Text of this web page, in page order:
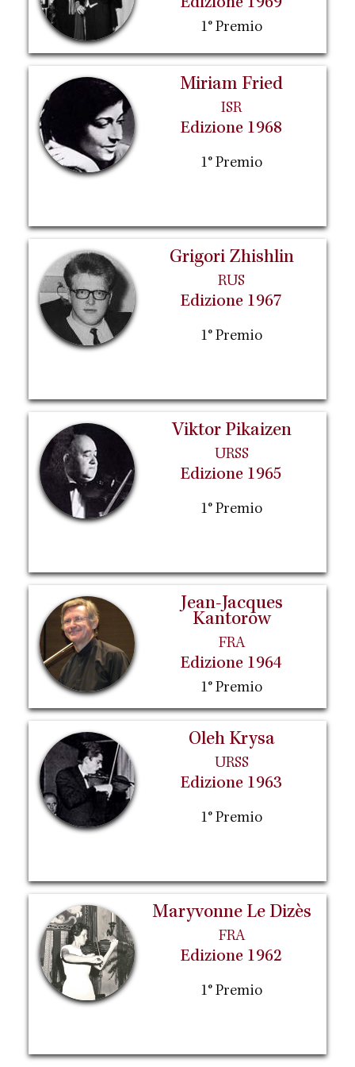
Edizione 1969
1° Premio
Miriam Fried
ISR
Edizione 1968
1° Premio
Grigori Zhishlin
RUS
Edizione 1967
1° Premio
Viktor Pikaizen
URSS
Edizione 1965
1° Premio
Jean-Jacques
Kantorow
FRA
Edizione 1964
1° Premio
Oleh Krysa
URSS
Edizione 1963
1° Premio
Maryvonne Le Dizès
FRA
Edizione 1962
1° Premio